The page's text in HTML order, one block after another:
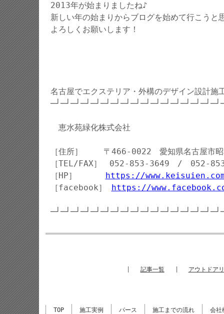
2013年が始まりましたね♪
新しい年の始まりからブログを始めて行こうと
よろしくお願いします！
名古屋でエクステリア・外構のデザイン設計施
恵水苑緑化株式会社
［住所］ 〒466-0022 愛知県名古屋市昭
［TEL/FAX］ 052-853-3649 / 052-
［HP］ https://
［facebook］ https://
記事一覧| アウトドア
TOP 施工実例 パース 施工までの流れ 会社